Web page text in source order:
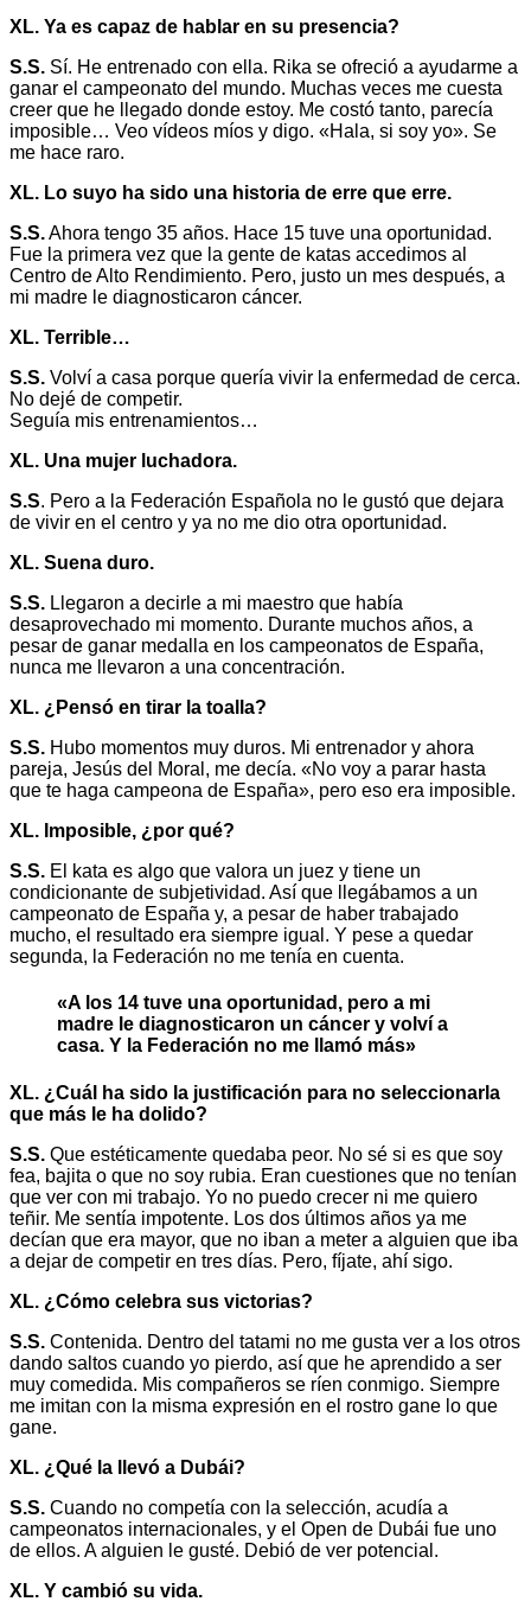
XL. Ya es capaz de hablar en su presencia?
S.S. Sí. He entrenado con ella. Rika se ofreció a ayudarme a
ganar el campeonato del mundo. Muchas veces me cuesta
creer que he llegado donde estoy. Me costó tanto, parecía
imposible… Veo vídeos míos y digo. «Hala, si soy yo». Se
me hace raro.
XL. Lo suyo ha sido una historia de erre que erre.
S.S.Ahora tengo 35 años. Hace 15 tuve una oportunidad.
Fue la primera vez que la gente de katas accedimos al
Centro de Alto Rendimiento. Pero, justo un mes después, a
mi madre le diagnosticaron cáncer.
XL. Terrible…
S.S. Volví a casa porque quería vivir la enfermedad de cerca.
No dejé de competir.
Seguía mis entrenamientos…
XL. Una mujer luchadora.
S.S. Pero a la Federación Española no le gustó que dejara
de vivir en el centro y ya no me dio otra oportunidad.
XL. Suena duro.
S.S. Llegaron a decirle a mi maestro que había
desaprovechado mi momento. Durante muchos años, a
pesar de ganar medalla en los campeonatos de España,
nunca me llevaron a una concentración.
XL. ¿Pensó en tirar la toalla?
S.S. Hubo momentos muy duros. Mi entrenador y ahora
pareja, Jesús del Moral, me decía. «No voy a parar hasta
que te haga campeona de España», pero eso era imposible.
XL. Imposible, ¿por qué?
S.S. El kata es algo que valora un juez y tiene un
condicionante de subjetividad. Así que llegábamos a un
campeonato de España y, a pesar de haber trabajado
mucho, el resultado era siempre igual. Y pese a quedar
segunda, la Federación no me tenía en cuenta.
«A los 14 tuve una oportunidad, pero a mi
madre le diagnosticaron un cáncer y volví a
casa. Y la Federación no me llamó más»
XL. ¿Cuál ha sido la justificación para no seleccionarla
que más le ha dolido?
S.S. Que estéticamente quedaba peor. No sé si es que soy
fea, bajita o que no soy rubia. Eran cuestiones que no tenían
que ver con mi trabajo. Yo no puedo crecer ni me quiero
teñir. Me sentía impotente. Los dos últimos años ya me
decían que era mayor, que no iban a meter a alguien que iba
a dejar de competir en tres días. Pero, fíjate, ahí sigo.
XL. ¿Cómo celebra sus victorias?
S.S. Contenida. Dentro del tatami no me gusta ver a los otros
dando saltos cuando yo pierdo, así que he aprendido a ser
muy comedida. Mis compañeros se ríen conmigo. Siempre
me imitan con la misma expresión en el rostro gane lo que
gane.
XL. ¿Qué la llevó a Dubái?
S.S. Cuando no competía con la selección, acudía a
campeonatos internacionales, y el Open de Dubái fue uno
de ellos. A alguien le gusté. Debió de ver potencial.
XL. Y cambió su vida.